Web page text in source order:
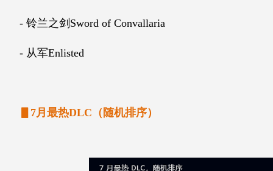
- 铃兰之剑Sword of Convallaria
- 从军Enlisted
▋7月最热DLC（随机排序）